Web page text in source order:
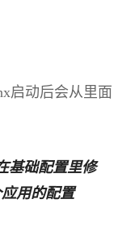
启动后会从里面
基础配置里修
用的配置